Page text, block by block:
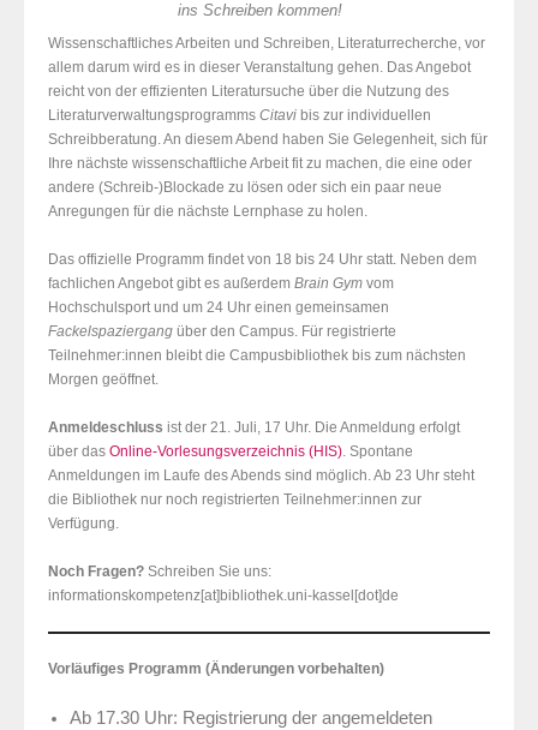
ins Schreiben kommen!
Wissenschaftliches Arbeiten und Schreiben, Literaturrecherche, vor
allem darum wird es in dieser Veranstaltung gehen. Das Angebot
reicht von der effizienten Literatursuche über die Nutzung des
Literaturverwaltungsprogramms Citavi bis zur individuellen
Schreibberatung. An diesem Abend haben Sie Gelegenheit, sich für
Ihre nächste wissenschaftliche Arbeit fit zu machen, die eine oder
andere (Schreib-)Blockade zu lösen oder sich ein paar neue
Anregungen für die nächste Lernphase zu holen.
Das offizielle Programm findet von 18 bis 24 Uhr statt. Neben dem
fachlichen Angebot gibt es außerdem Brain Gym vom
Hochschulsport und um 24 Uhr einen gemeinsamen
Fackelspaziergang über den Campus. Für registrierte
Teilnehmer:innen bleibt die Campusbibliothek bis zum nächsten
Morgen geöffnet.
Anmeldeschluss ist der 21. Juli, 17 Uhr. Die Anmeldung erfolgt
über das Online-Vorlesungsverzeichnis (HIS). Spontane
Anmeldungen im Laufe des Abends sind möglich. Ab 23 Uhr steht
die Bibliothek nur noch registrierten Teilnehmer:innen zur
Verfügung.
Noch Fragen? Schreiben Sie uns:
informationskompetenz[at]bibliothek.uni-kassel[dot]de
Vorläufiges Programm (Änderungen vorbehalten)
Ab 17.30 Uhr: Registrierung der angemeldeten